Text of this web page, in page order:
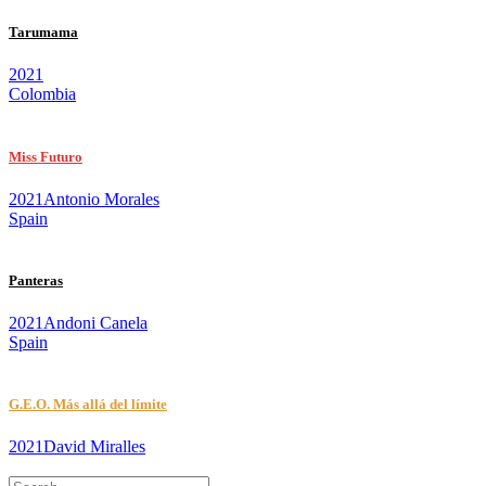
Tarumama
2021
Colombia
Miss Futuro
2021 Antonio Morales
Spain
Panteras
2021 Andoni Canela
Spain
G.E.O. Más allá del límite
2021David Miralles